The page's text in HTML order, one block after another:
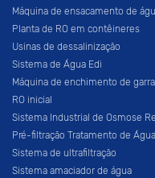
Máquina de ensacamento de
Planta de RO em contêineres
Usinas de dessalinização
Sistema de Água Edi
Máquina de enchimento de
RO inicial
Sistema Industrial de Osmose
Pré-filtração Tratamento de Água
Sistema de ultrafiltração
Sistema amaciador de água